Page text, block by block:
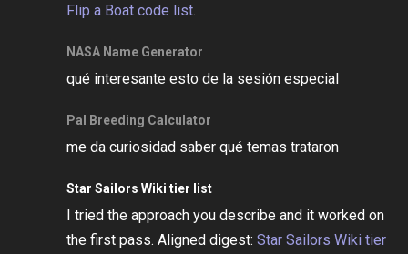
Flip a Boat code list.
NASA Name Generator
qué interesante esto de la sesión especial
Pal Breeding Calculator
me da curiosidad saber qué temas trataron
Star Sailors Wiki tier list
I tried the approach you describe and it worked on
the first pass. Aligned digest: Star Sailors Wiki tier